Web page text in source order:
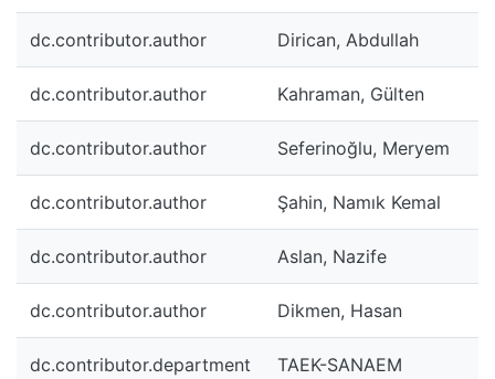
dc.contributor.author Dirican, Abdullah
dc.contributor.author Kahraman, Gülten
dc.contributor.author Seferinoğlu, Meryem
dc.contributor.author Şahin, Namık Kemal
dc.contributor.author Aslan, Nazife
dc.contributor.author Dikmen, Hasan
dc.contributor.department TAEK-SANAEM